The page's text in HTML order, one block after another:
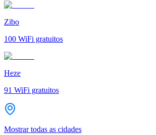
Zibo
100 WiFi gratuitos
Heze
91 WiFi gratuitos
Mostrar todas as cidades